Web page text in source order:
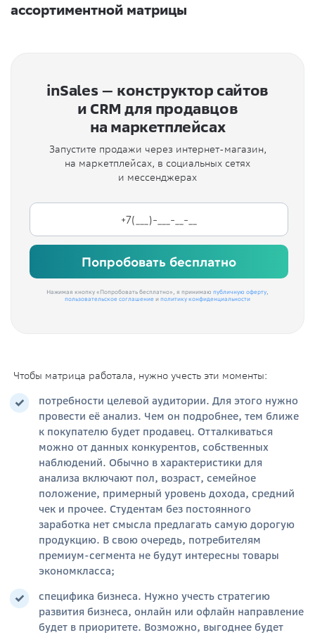
ассортиментной матрицы
inSales — конструктор сайтов
и CRM для продавцов
на маркетплейсах
Запустите продажи через интернет-магазин,
на маркетплейсах, в социальных сетях
и мессенджерах
Попробовать бесплатно
Нажимая кнопку «Попробовать бесплатно», я принимаю публичную оферту
пользовательское соглашение и политику конфиденциальности
Чтобы матрица работала, нужно учесть эти моменты:
потребности целевой аудитории. Для этого нужно
провести её анализ. Чем он подробнее, тем ближе
к покупателю будет продавец. Отталкиваться
можно от данных конкурентов, собственных
наблюдений. Обычно в характеристики для
анализа включают пол, возраст, семейное
положение, примерный уровень дохода, средний
чек и прочее. Студентам без постоянного
заработка нет смысла предлагать самую дорогую
продукцию. В свою очередь, потребителям
премиум-сегмента не будут интересны товары
экономкласса;
специфика бизнеса. Нужно учесть стратегию
развития бизнеса, онлайн или офлайн направление
будет в приоритете. Возможно, выгоднее будет